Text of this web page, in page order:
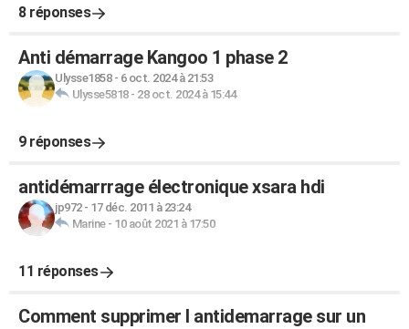
8 réponses
Anti démarrage Kangoo 1 phase 2
Ulysse1858- 6 oct. 2024 à 21:53
Ulysse5818- 28 oct. 2024 à 15:44
9 réponses
antidémarrrage électronique xsara hdi
jp972- 17 déc. 2011 à 23:24
Marine- 10 août 2021 à 17:50
11 réponses
Comment supprimer l antidemarrage sur un